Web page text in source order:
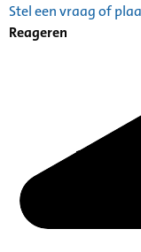
Stel een vraag of
Reageren